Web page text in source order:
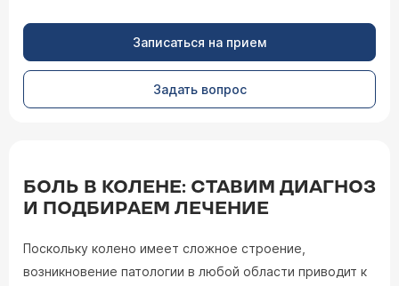
Записаться на прием
Задать вопрос
БОЛЬ В КОЛЕНЕ: СТАВИМ ДИАГНОЗ
И ПОДБИРАЕМ ЛЕЧЕНИЕ
Поскольку колено имеет сложное строение,
возникновение патологии в любой области приводит к